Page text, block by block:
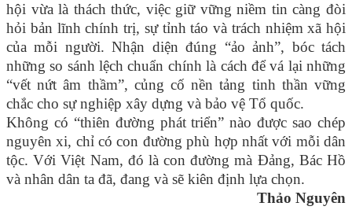
hội vừa là thách thức, việc giữ vững niềm tin càng đòi
hỏi bản lĩnh chính trị, sự tỉnh táo và trách nhiệm xã hội
của mỗi người. Nhận diện đúng “ảo ảnh”, bóc tách
những so sánh lệch chuẩn chính là cách để vá lại những
“vết nứt âm thầm”, củng cố nền tảng tinh thần vững
chắc cho sự nghiệp xây dựng và bảo vệ Tổ quốc.
Không có “thiên đường phát triển” nào được sao chép
nguyên xi, chỉ có con đường phù hợp nhất với mỗi dân
tộc. Với Việt Nam, đó là con đường mà Đảng, Bác Hồ
và nhân dân ta đã, đang và sẽ kiên định lựa chọn.
Thảo Nguyên